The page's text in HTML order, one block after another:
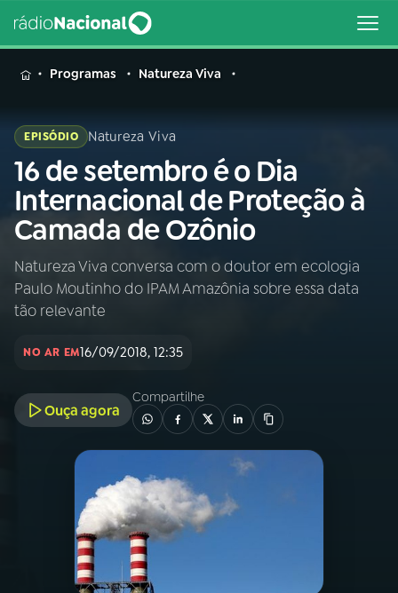
MENU
Buscar
na
Rádio
Nacional
Buscar
AO VIVO
PROGRAMAS
PODCASTS
Programas Natureza Viva
EPISÓDIO Natureza Viva
16 de setembro é o Dia
Internacional de Proteção à
Camada de Ozônio
Natureza Viva conversa com o doutor em ecologia
Paulo Moutinho do IPAM Amazônia sobre essa data
tão relevante
NO AR EM16/09/2018, 12:35
Ouça agora
Compartilhe